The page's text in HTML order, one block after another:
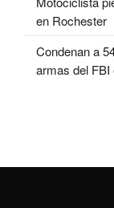
en Rochester
Condenan a
armas del FBI